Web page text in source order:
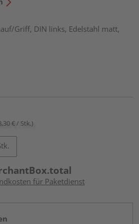
Griff, DIN links, Edelstahl matt,
€ / Stk.)
für Paketdienst